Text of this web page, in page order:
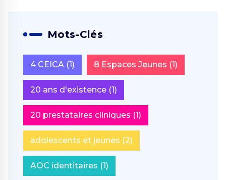
Mots-Clés
4 CEICA (1) 8 Espaces Jeunes (1)
20 ans d'existence (1)
20 prestataires cliniques (1)
adolescents et jeunes (2)
AOC identitaires (1)